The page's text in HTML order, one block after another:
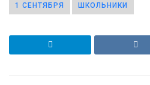
1 СЕНТЯБРЯ ШКОЛЬНИКИ